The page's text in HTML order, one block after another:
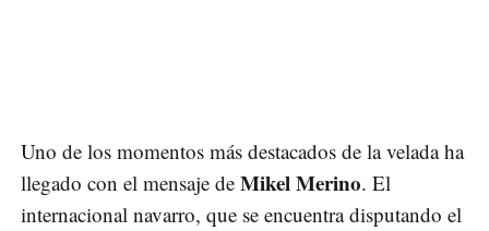
Uno de los momentos más destacados de la velada ha
llegado con el mensaje de Mikel Merino. El
internacional navarro, que se encuentra disputando el